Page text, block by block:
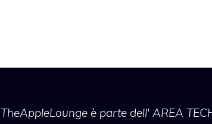
TheAppleLoungeè parte dell' AREA